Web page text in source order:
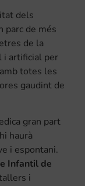
dels
parc de més
de la
i artificial per
totes les
gaudint de
gran part
haurà
i espontani.
Infantil de
i